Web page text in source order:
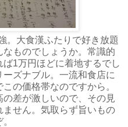
。大食漢ふたりで好き放題
ものでしょうか。常識的
1万円ほどに着地するでし
ズナブル。一流和食店に
の価格帯なのですから。
差が激しいので、その見
せん。気取らず旨いもの